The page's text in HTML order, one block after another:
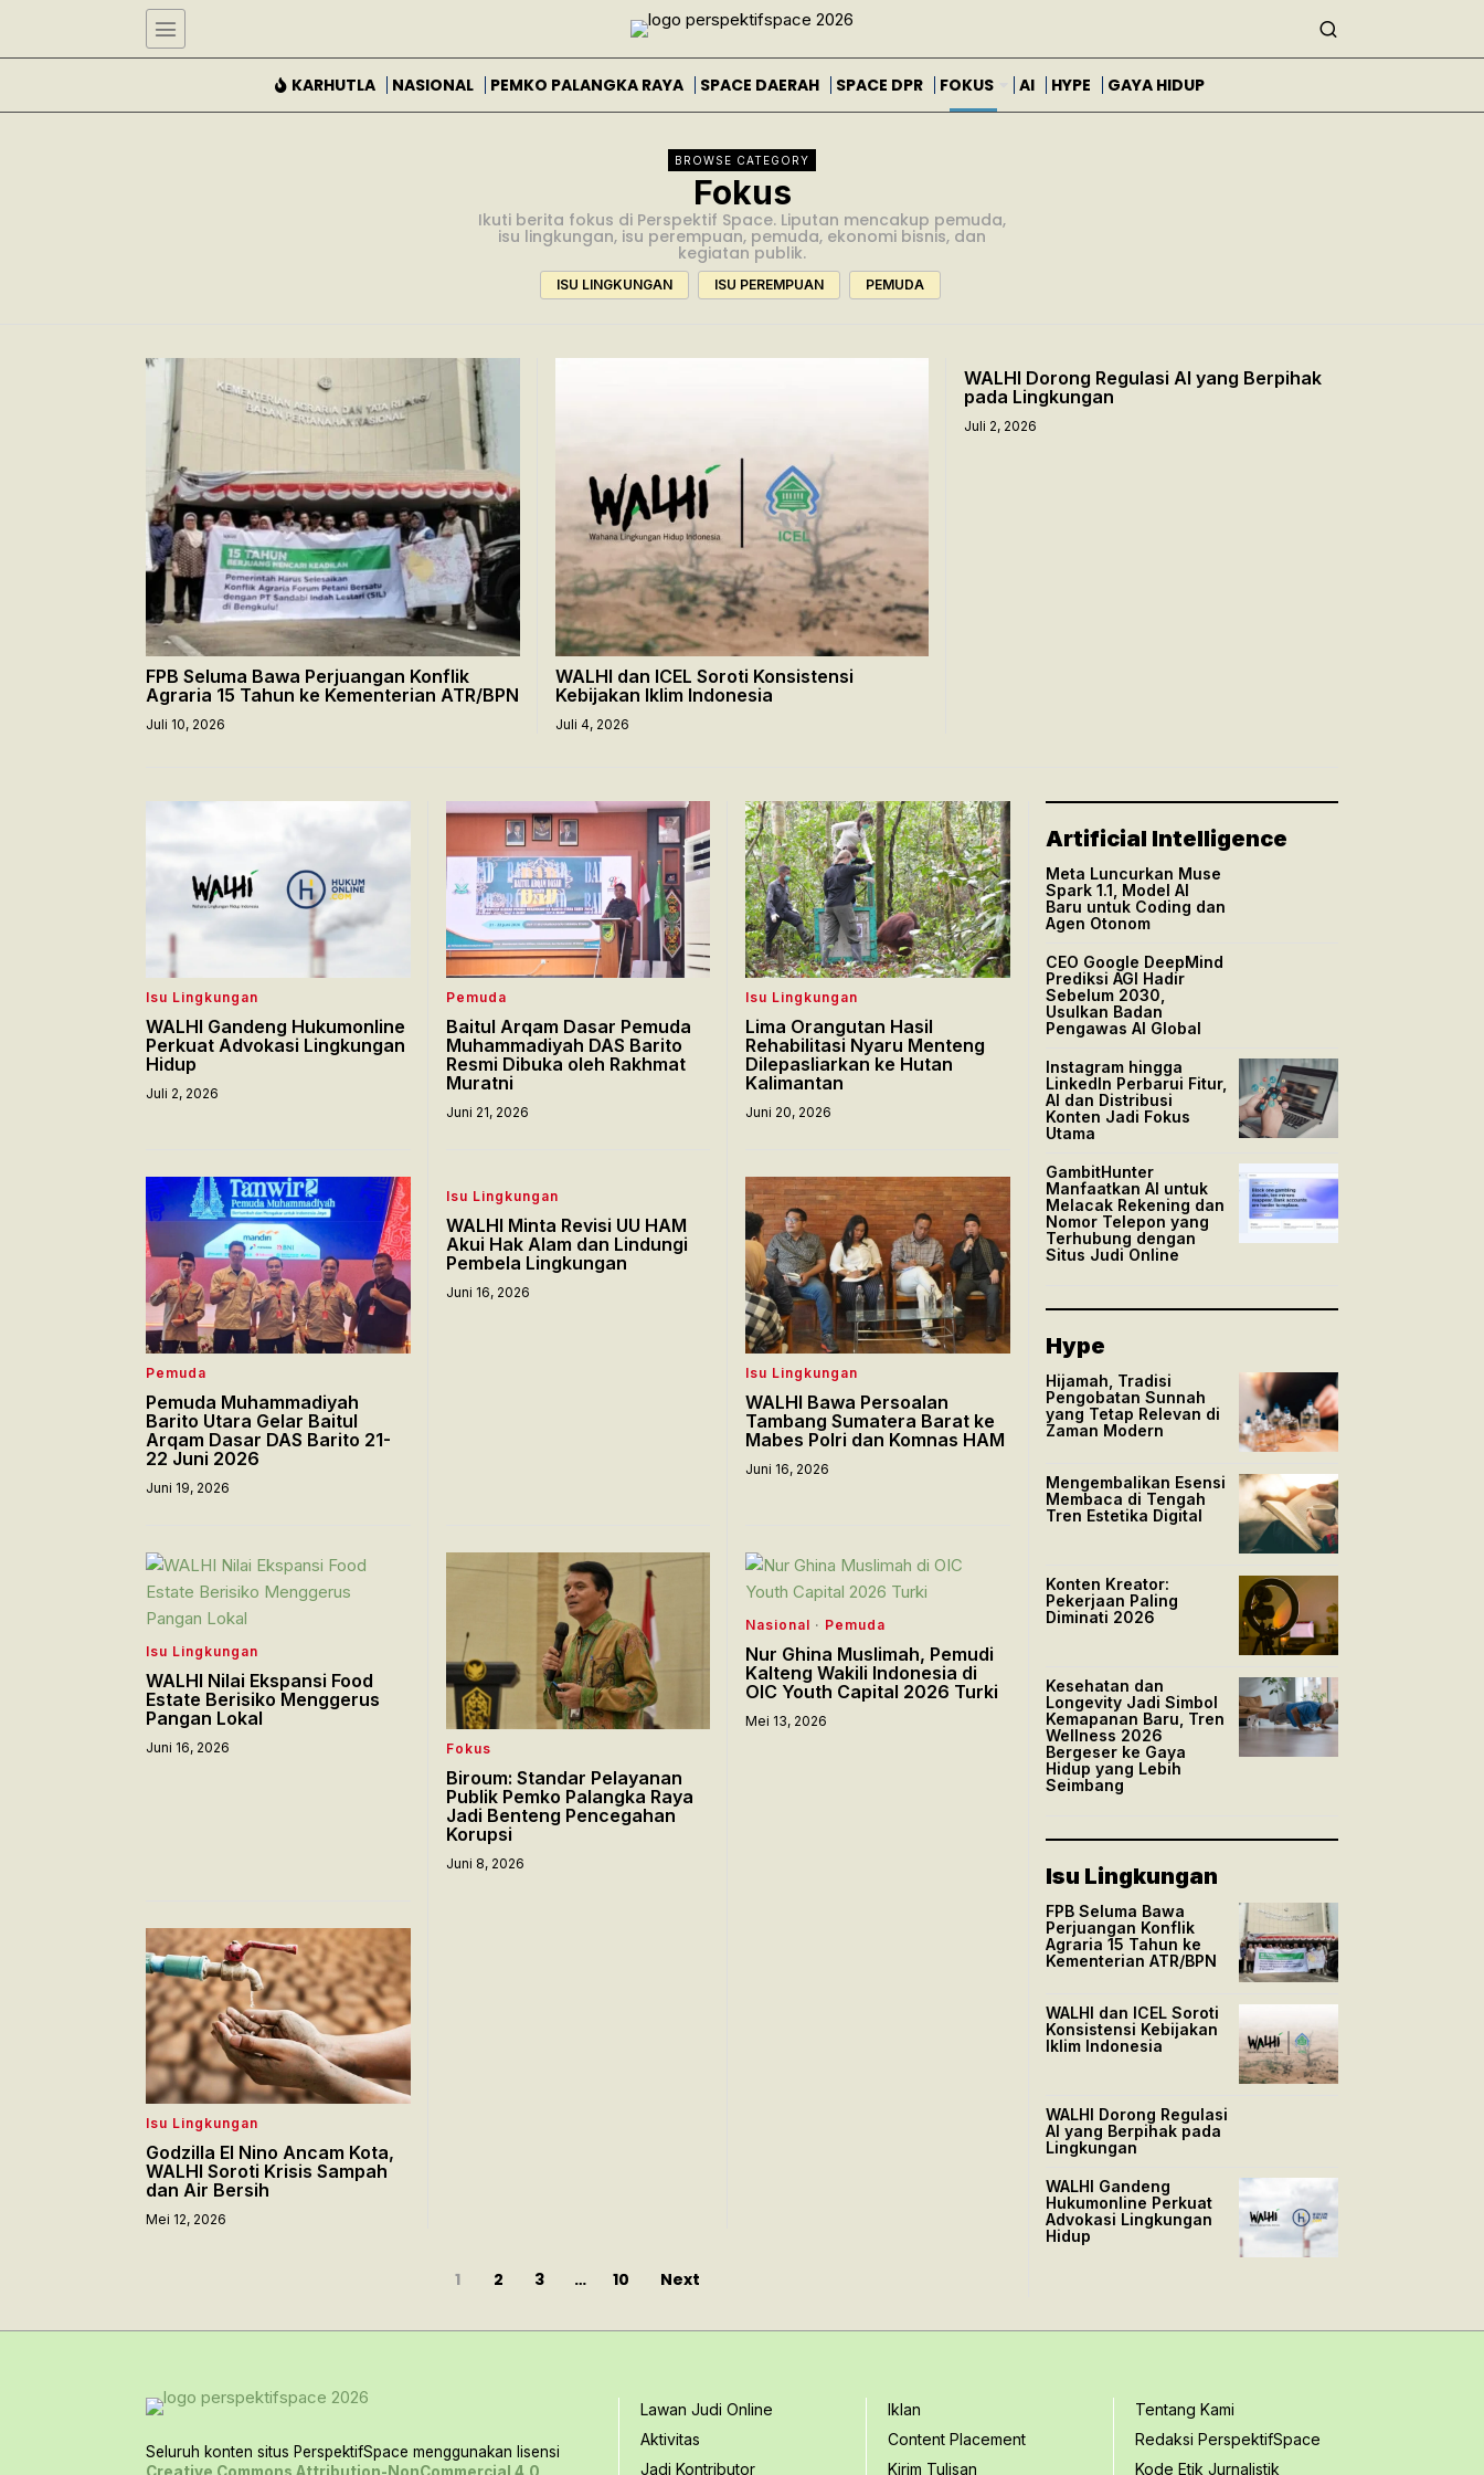
KARHUTLA NASIONAL PEMKO PALANGKA RAYA SPACE DAERAH SPACE DPR FOKUS AI HYPE GAYA HIDUP
BROWSE CATEGORY
Fokus
Ikuti berita fokus di Perspektif Space. Liputan mencakup pemuda,
isu lingkungan, isu perempuan, pemuda, ekonomi bisnis, dan
kegiatan publik.
ISU LINGKUNGAN ISU PEREMPUAN PEMUDA
FPB Seluma Bawa Perjuangan Konflik
Agraria 15 Tahun ke Kementerian ATR/BPN
Juli 10, 2026
WALHI dan ICEL Soroti Konsistensi
Kebijakan Iklim Indonesia
Juli 4, 2026
WALHI Dorong Regulasi AI yang Berpihak
pada Lingkungan
Juli 2, 2026
Isu Lingkungan
WALHI Gandeng Hukumonline
Perkuat Advokasi Lingkungan
Hidup
Juli 2, 2026
Pemuda
Baitul Arqam Dasar Pemuda
Muhammadiyah DAS Barito
Resmi Dibuka oleh Rakhmat
Muratni
Juni 21, 2026
Isu Lingkungan
Lima Orangutan Hasil
Rehabilitasi Nyaru Menteng
Dilepasliarkan ke Hutan
Kalimantan
Juni 20, 2026
Pemuda
Pemuda Muhammadiyah
Barito Utara Gelar Baitul
Arqam Dasar DAS Barito 21-
22 Juni 2026
Juni 19, 2026
Isu Lingkungan
WALHI Minta Revisi UU HAM
Akui Hak Alam dan Lindungi
Pembela Lingkungan
Juni 16, 2026
Isu Lingkungan
WALHI Bawa Persoalan
Tambang Sumatera Barat ke
Mabes Polri dan Komnas HAM
Juni 16, 2026
Isu Lingkungan
WALHI Nilai Ekspansi Food
Estate Berisiko Menggerus
Pangan Lokal
Juni 16, 2026 Fokus
Biroum: Standar Pelayanan
Publik Pemko Palangka Raya
Jadi Benteng Pencegahan
Korupsi
Juni 8, 2026
Nasional · Pemuda
Nur Ghina Muslimah, Pemudi
Kalteng Wakili Indonesia di
OIC Youth Capital 2026 Turki
Mei 13, 2026
Isu Lingkungan
Godzilla El Nino Ancam Kota,
WALHI Soroti Krisis Sampah
dan Air Bersih
Mei 12, 2026
1 2 3 … 10 Next
Artificial Intelligence
Meta Luncurkan Muse
Spark 1.1, Model AI
Baru untuk Coding dan
Agen Otonom
CEO Google DeepMind
Prediksi AGI Hadir
Sebelum 2030,
Usulkan Badan
Pengawas AI Global
Instagram hingga
LinkedIn Perbarui Fitur,
AI dan Distribusi
Konten Jadi Fokus
Utama
GambitHunter
Manfaatkan AI untuk
Melacak Rekening dan
Nomor Telepon yang
Terhubung dengan
Situs Judi Online
Hype
Hijamah, Tradisi
Pengobatan Sunnah
yang Tetap Relevan di
Zaman Modern
Mengembalikan Esensi
Membaca di Tengah
Tren Estetika Digital
Konten Kreator:
Pekerjaan Paling
Diminati 2026
Kesehatan dan
Longevity Jadi Simbol
Kemapanan Baru, Tren
Wellness 2026
Bergeser ke Gaya
Hidup yang Lebih
Seimbang
Isu Lingkungan
FPB Seluma Bawa
Perjuangan Konflik
Agraria 15 Tahun ke
Kementerian ATR/BPN
WALHI dan ICEL Soroti
Konsistensi Kebijakan
Iklim Indonesia
WALHI Dorong Regulasi
AI yang Berpihak pada
Lingkungan
WALHI Gandeng
Hukumonline Perkuat
Advokasi Lingkungan
Hidup
Seluruh konten situs PerspektifSpace menggunakan lisensi
Lawan Judi Online
Aktivitas
Jadi Kontributor
Iklan
Content Placement
Kirim Tulisan
Tentang Kami
Redaksi PerspektifSpace
Kode Etik Jurnalistik